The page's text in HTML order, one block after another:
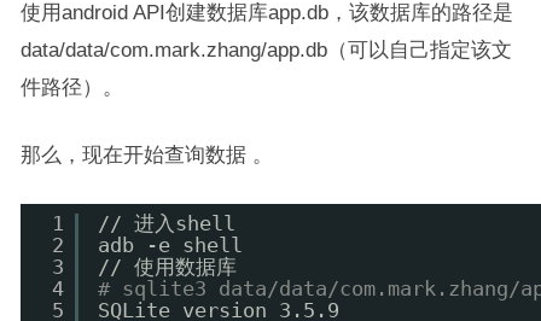
使用android API创建数据库app.db，该数据库的路径是
data/data/com.mark.zhang/app.db（可以自己指定该文
件路径）。
那么，现在开始查询数据 。
1
2
3
4
5
// 进入shell
adb -e shell
// 使用数据库
# sqlite3 data/data/com.mark.zhang/
SQLite version 3.5.9